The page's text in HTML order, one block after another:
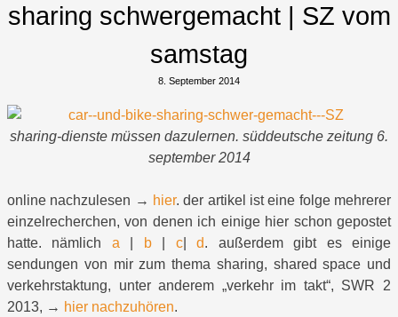
sharing schwergemacht | SZ vom
samstag
8. September 2014
sharing-dienste müssen dazulernen. süddeutsche zeitung 6.
september 2014
online nachzulesen → hier. der artikel ist eine folge mehrerer
einzelrecherchen, von denen ich einige hier schon gepostet
hatte. nämlich a b| c|d. außerdem gibt es einige
sendungen von mir zum thema sharing, shared space und
verkehrstaktung, unter anderem „verkehr im takt“, SWR 2
2013, → hier nachzuhören.